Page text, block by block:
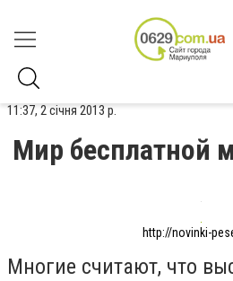
11:37, 2 січня 2013 р.
Мир бесплатной
http://novinki-
Многие считают, что